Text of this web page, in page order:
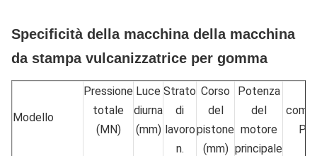
Specificità della macchina della macchina
da stampa vulcanizzatrice per gomma
Modello
Pressione
totale
(MN)
Luce
diurna
(mm)
Strato
di
lavoro
n.
Corso
del
pistone
(mm)
Potenza
del
motore
principale
P